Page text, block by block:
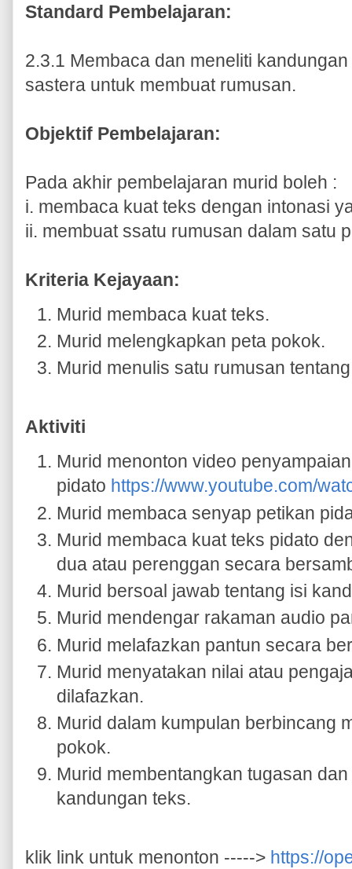
Standard Pembelajaran:
2.3.1 Membaca dan meneliti
sastera untuk membuat rumusan.
Objektif Pembelajaran:
Pada akhir pembelajaran murid boleh :
i. membaca kuat teks dengan intonasi
ii. membuat ssatu rumusan dalam satu
Kriteria Kejayaan:
Murid membaca kuat teks.
Murid melengkapkan peta pokok.
Murid menulis satu rumusan
Aktiviti
Murid menonton video penyampaian
pidato https://www.youtube.com/
Murid membaca senyap petikan
Murid membaca kuat teks pidato
dua atau perenggan secara
Murid bersoal jawab tentang isi
Murid mendengar rakaman audio
Murid melafazkan pantun secara
Murid menyatakan nilai atau
dilafazkan.
Murid dalam kumpulan berbincang
pokok.
Murid membentangkan tugasan
kandungan teks.
klik link untuk menonton -----> https://